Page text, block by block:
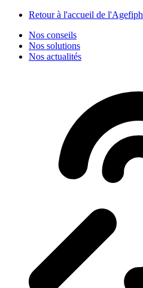
Retour à l'accueil de l'Agefiph
Nos conseils
Nos solutions
Nos actualités